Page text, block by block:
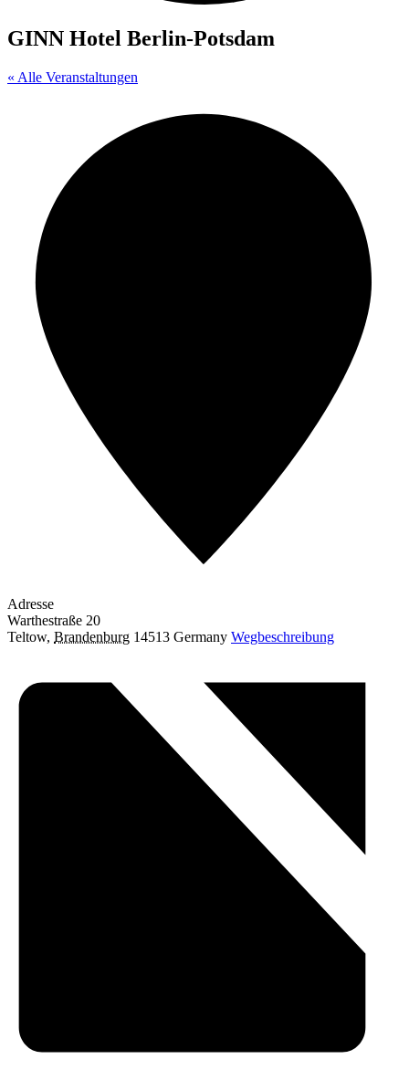
GINN Hotel Berlin-Potsdam
« Alle Veranstaltungen
Adresse
Warthestraße 20
Teltow, Brandenburg 14513 Germany Wegbeschreibung